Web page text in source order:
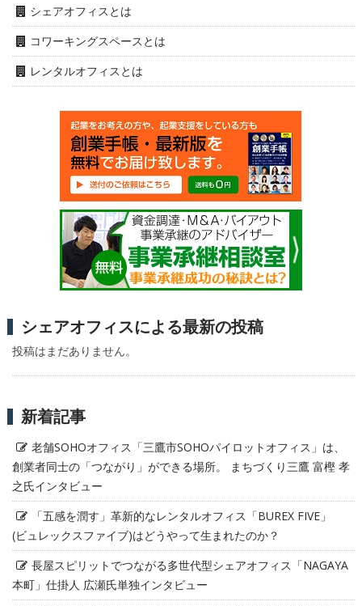
シェアオフィスとは
コワーキングスペースとは
レンタルオフィスとは
シェアオフィスによる最新の投稿
投稿はまだありません。
新着記事
老舗SOHOオフィス「三鷹市SOHOパイロットオフィス」は、
創業者同士の「つながり」ができる場所。 まちづくり三鷹 富樫 孝
之氏インタビュー
「五感を潤す」革新的なレンタルオフィス「BUREX FIVE」
(ビュレックスファイブ)はどうやって生まれたのか？
長屋スピリットでつながる多世代型シェアオフィス「NAGAYA
本町」仕掛人 広瀬氏単独インタビュー